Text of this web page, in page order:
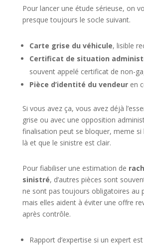
Pour lancer une étude sérieuse, on
presque toujours le socle suivant.
Carte grise du véhicule, lisible
Certificat de situation
souvent appelé certificat de non-
Pièce d’identité du vendeuren
Si vous avez ça, vous avez déjà
grise ou avec une opposition
finalisation peut se bloquer, meme si
là et que le sinistre est clair.
Pour fiabiliser une estimation de
sinistré, d’autres pièces sont
ne sont pas toujours obligatoires au
mais elles aident à éviter une offre
après contrôle.
Rapport d’expertise si un expert